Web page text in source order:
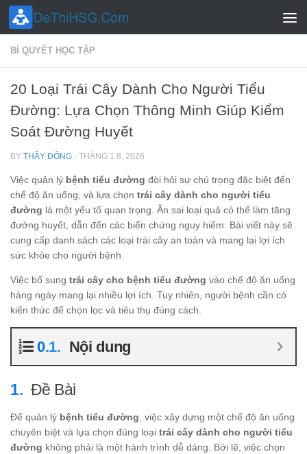
Skip to content
BÍ QUYẾT HỌC TẬP
20 Loại Trái Cây Dành Cho Người Tiểu
Đường: Lựa Chọn Thông Minh Giúp Kiểm
Soát Đường Huyết
BY THẦY ĐÔNG · THÁNG 1 8, 2026
Việc quản lý bệnh tiểu đường đòi hỏi sự chú trọng đặc biệt đến
chế độ ăn uống, và lựa chọn trái cây dành cho người tiểu
đường là một yếu tố quan trọng. Ăn sai loại quả có thể làm tăng
đường huyết, dẫn đến các biến chứng nguy hiểm. Bài viết này sẽ
cung cấp danh sách các loại trái cây an toàn và mang lại lợi ích
sức khỏe cho người bệnh.
Việc bổ sung trái cây cho bệnh tiểu đường vào chế độ ăn uống
hàng ngày mang lại nhiều lợi ích. Tuy nhiên, người bệnh cần có
kiến thức để chọn lọc và tiêu thụ đúng cách.
Nội dung
Đề Bài
Để quản lý bệnh tiểu đường, việc xây dựng một chế độ ăn uống
chuyên biệt và lựa chọn đúng loại trái cây dành cho người tiểu
đường không phải là một hành trình dễ dàng. Bởi lẽ, việc chọn